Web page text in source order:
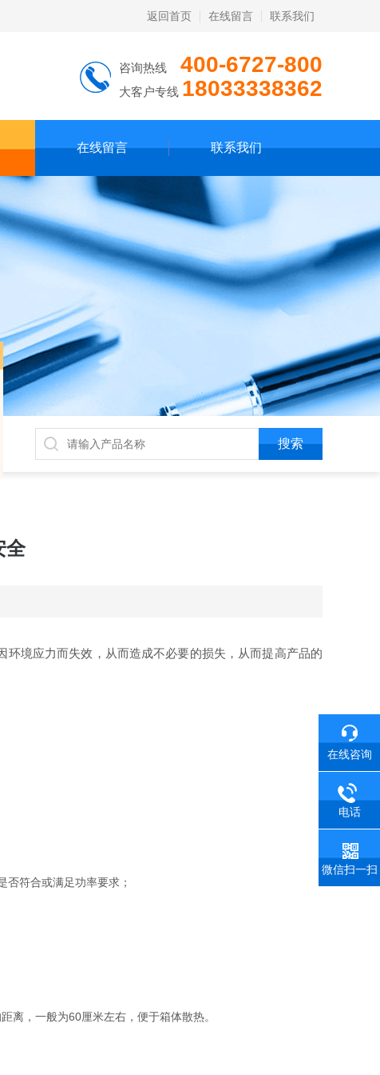
返回首页 在线留言 联系我们
咨询热线 400-6727-800
大客户专线 18033338362
在线留言 联系我们
全
境应力而失效，从而造成不必要的损失，从而提高产品的
符合或满足功率要求；
，一般为60厘米左右，便于箱体散热。
在线咨询
电话
微信扫一扫